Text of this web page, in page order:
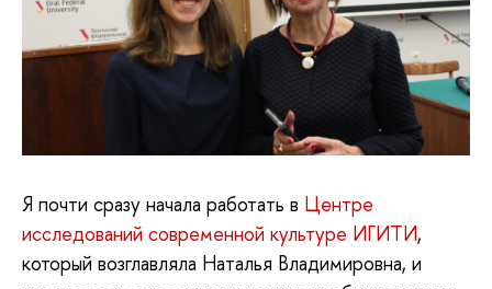
Я почти сразу начала работать в Центре
исследований современной культуре ИГИТИ,
который возглавляла Наталья Владимировна, и